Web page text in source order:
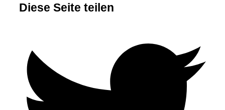
Diese Seite teilen